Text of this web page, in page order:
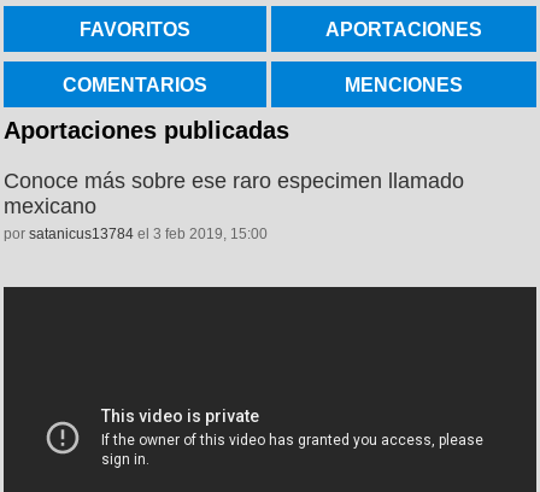
FAVORITOS APORTACIONES
COMENTARIOS MENCIONES
Aportaciones publicadas
Conoce más sobre ese raro especimen llamado
mexicano
por satanicus13784 el 3 feb 2019, 15:00